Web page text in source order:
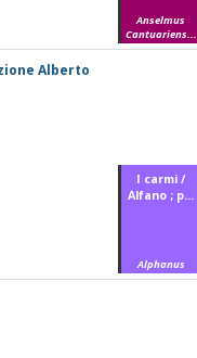
Anselmus
Cantuariens...
Alberto
I carmi /
Alfano ; p...
Alphanus